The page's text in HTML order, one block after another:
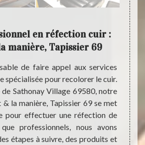
en réfection cuir :
manière, Tapissier 69
de faire appel aux services
spécialisée pour recolorer le cuir.
Sathonay Village 69580, notre
& la manière, Tapissier 69 se met
pour effectuer une réfection de
professionnels, nous avons
étapes à suivre, des produits et
type
de
type